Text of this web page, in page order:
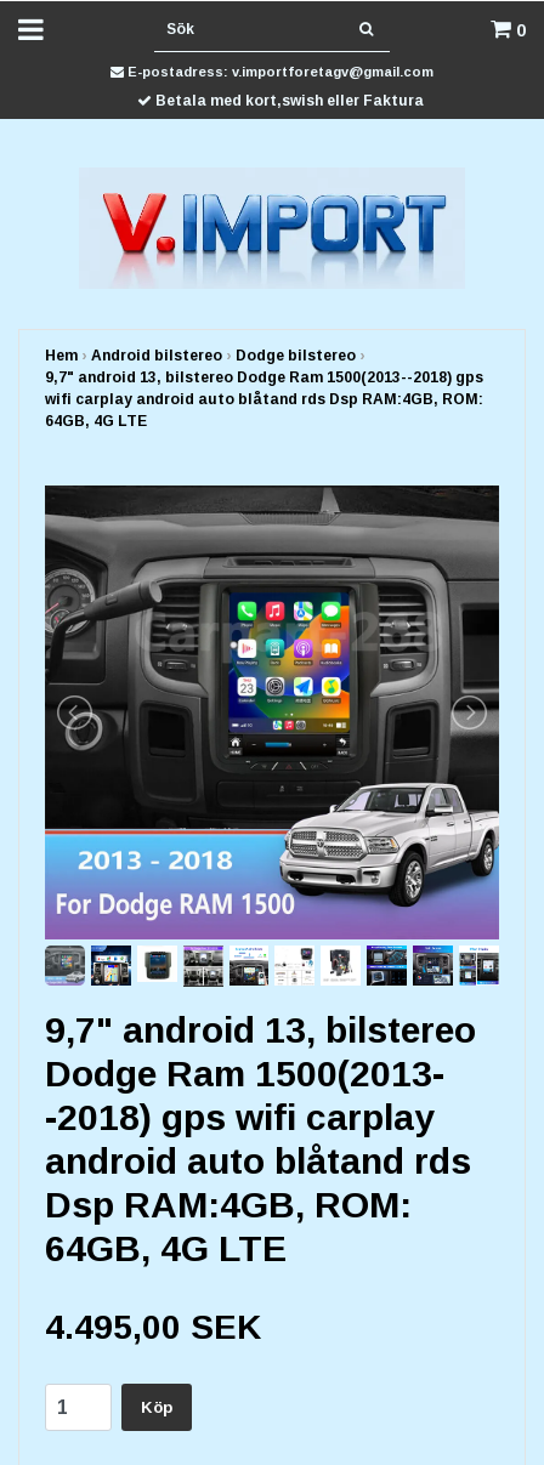
0
E-postadress: v.importforetagv@gmail.com
Betala med kort,swish eller Faktura
Hem › Android bilstereo › Dodge bilstereo ›
9,7" android 13, bilstereo Dodge Ram 1500(2013--2018) gps
wifi carplay android auto blåtand rds Dsp RAM:4GB, ROM:
64GB, 4G LTE
9,7" android 13, bilstereo
Dodge Ram 1500(2013-
-2018) gps wifi carplay
android auto blåtand rds
Dsp RAM:4GB, ROM:
64GB, 4G LTE
4.495,00 SEK
Köp